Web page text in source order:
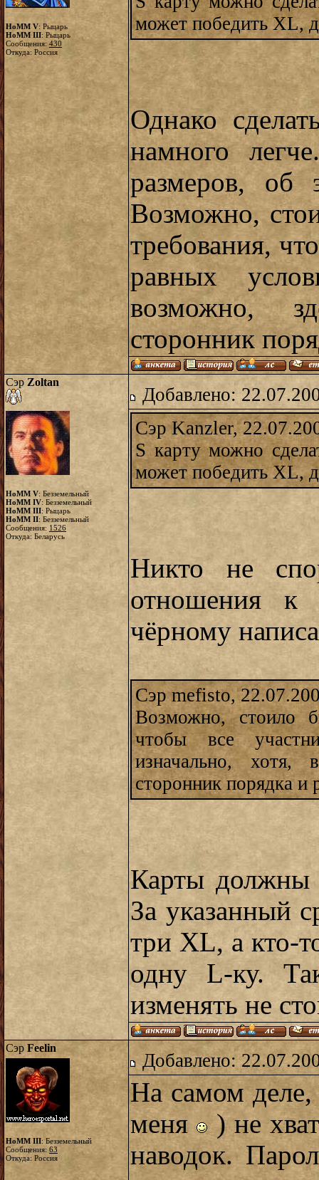
HoMM V: Рыцарь
HoMM III: Рыцарь
Сообщения:430
Откуда: Россия
может победить XL,
Однако
намного
размеров,
Возможно,
требования,
равных
возможно,
сторонник
Сэр Zoltan
HoMM V: Безземельный
HoMM IV: Безземельный
HoMM III: Рыцарь
HoMM II: Безземельный
Сообщения: 1526
Откуда: Беларусь
Добавлено:
Сэр Kanzler,
S карту можно
может победить XL,
Никто не
отношения
чёрному
Сэр mefisto,
Возможно, стоило
чтобы все
изначально,
сторонник порядка и
Карты должны
За указанный
три XL, а кто-
одну L-ку.
изменять не
Сэр Feelin
HoMM III: Безземельный
Сообщения: 63
Откуда: Россия
Добавлено:
На самом
меня ) не
наводок.